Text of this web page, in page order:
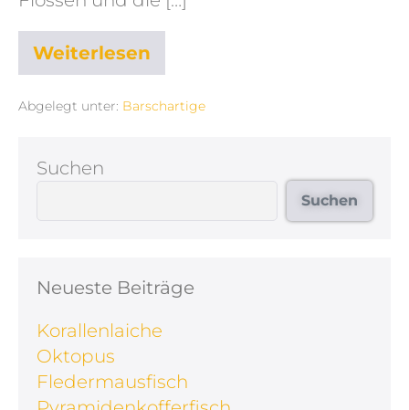
Weiterlesen
Abgelegt unter: Barschartige
Suchen
Suchen
Neueste Beiträge
Korallenlaiche
Oktopus
Fledermausfisch